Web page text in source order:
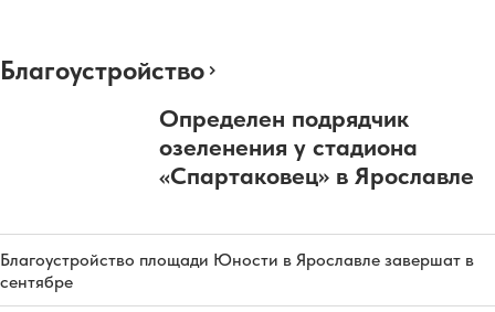
Благоустройство
Определен подрядчик
озеленения у стадиона
«Спартаковец» в Ярославле
Благоустройство площади Юности в Ярославле завершат в
сентябре